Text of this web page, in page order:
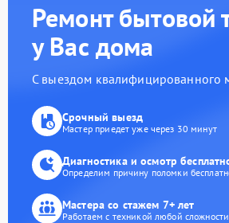
Ремонт бытовой
у Вас дома
С выездом квалифицированного
Срочный выезд
Мастер приедет уже через 30 минут
Диагностика и осмотр
Определим причину поломки
Мастера со стажем 7+ лет
Работаем с техникой любой сложности